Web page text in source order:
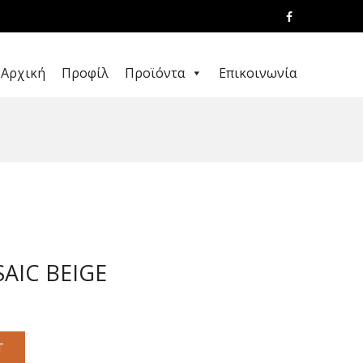
Αρχική Προφίλ Προϊόντα Επικοινωνία
BEIGE